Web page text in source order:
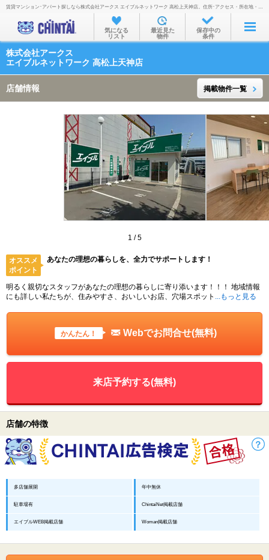
お部屋を探す
沿線・駅から
住所から
通勤通学時間から
物件特集から
不動産会社から
TOP
賃貸マンション･アパート探しなら株式会社アークス エイブルネットワーク 高松上天神店。住所･アクセス・所在地・地図・営業時間・定休日・電話番号などを掲載。
気になる
リスト
最近見た
物件
保存中の
条件
株式会社アークス
エイブルネットワーク 高松上天神店
店舗情報 掲載物件一覧
1 /5
オススメ
ポイント
あなたの理想の暮らしを、全力でサポートします！
明るく親切なスタッフがあなたの理想の暮らしに寄り添います！！！ 地域情報
にも詳しい私たちが、住みやすさ、おいしいお店、穴場スポット
...もっと見る
かんたん！ Webでお問合せ(無料)
来店予約する(無料)
店舗の特徴
多店舗展開 年中無休
駐車場有 ChintaiNet掲載店舗
エイブルWEB掲載店舗 Woman掲載店舗